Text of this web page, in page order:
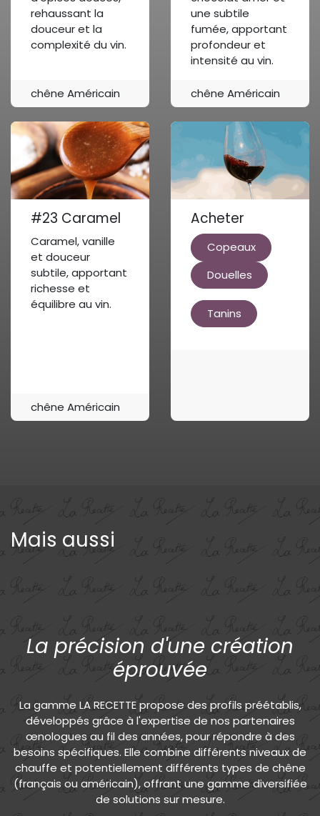
rehaussant la
douceur et la
complexité du vin.
chêne Américain
une subtile
fumée, apportant
profondeur et
intensité au vin.
chêne Américain
#23 Caramel
Caramel, vanille
et douceur
subtile, apportant
richesse et
équilibre au vin.
chêne Américain
Acheter
Copeaux
Douelles
Tanins
Mais aussi
La précision d'une création
éprouvée
La gamme LA RECETTE propose des profils préétablis,
développés grâce à l'expertise de nos partenaires
œnologues au fil des années, pour répondre à des
besoins spécifiques. Elle combine différents niveaux de
chauffe et potentiellement différents types de chêne
(français ou américain), offrant une gamme diversifiée
de solutions sur mesure.